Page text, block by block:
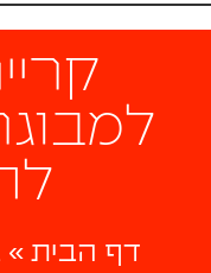
דף הבית »